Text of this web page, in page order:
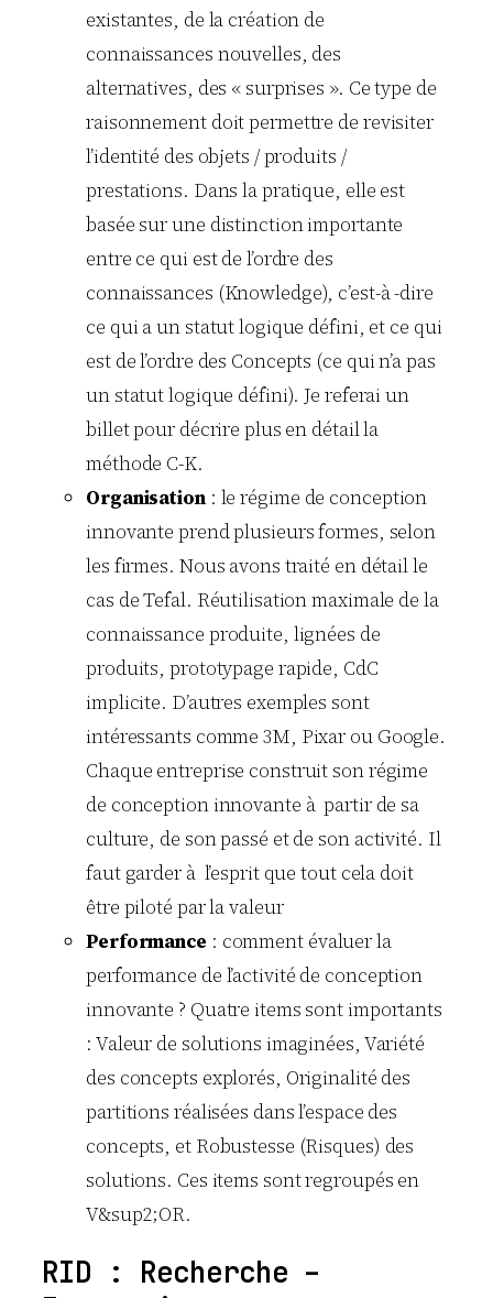
existantes, de la création de
connaissances nouvelles, des
alternatives, des « surprises ». Ce type de
raisonnement doit permettre de revisiter
l’identité des objets / produits /
prestations. Dans la pratique, elle est
basée sur une distinction importante
entre ce qui est de l’ordre des
connaissances (Knowledge), c’est-à -dire
ce qui a un statut logique défini, et ce qui
est de l’ordre des Concepts (ce qui n’a pas
un statut logique défini). Je referai un
billet pour décrire plus en détail la
méthode C-K.
Organisation: le régime de conception
innovante prend plusieurs formes, selon
les firmes. Nous avons traité en détail le
cas de Tefal. Réutilisation maximale de la
connaissance produite, lignées de
produits, prototypage rapide, CdC
implicite. D’autres exemples sont
intéressants comme 3M, Pixar ou Google.
Chaque entreprise construit son régime
de conception innovante à partir de sa
culture, de son passé et de son activité. Il
faut garder à l’esprit que tout cela doit
être piloté par la valeur
Performance : comment évaluer la
performance de l’activité de conception
innovante ? Quatre items sont importants
: Valeur de solutions imaginées, Variété
des concepts explorés, Originalité des
partitions réalisées dans l’espace des
concepts, et Robustesse (Risques) des
solutions. Ces items sont regroupés en
V&sup2;OR.
RID : Recherche –